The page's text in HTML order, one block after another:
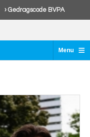
› Gedragscode BVPA
Menu ≡